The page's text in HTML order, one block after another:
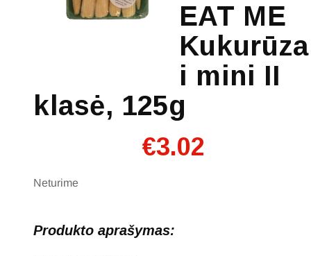
EAT ME
Kukurūza
i mini II
klasė, 125g
€3.02
Neturime
Produkto aprašymas: